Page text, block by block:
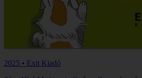
2025 • Exit Kiadó